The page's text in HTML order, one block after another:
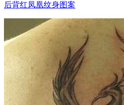
后背红凤凰纹身图案